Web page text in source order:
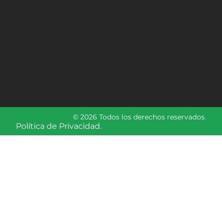
© 2026 Todos los derechos reservados.
Política de Privacidad.